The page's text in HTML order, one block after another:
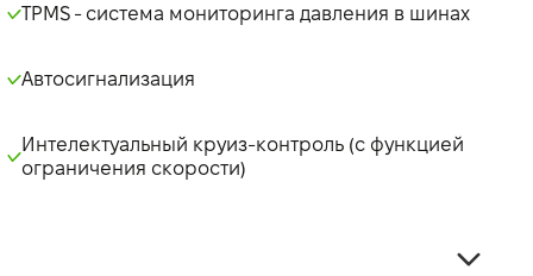
TPMS - система мониторинга давления в шинах
Автосигнализация
Интелектуальный круиз-контроль (с функцией
ограничения скорости)